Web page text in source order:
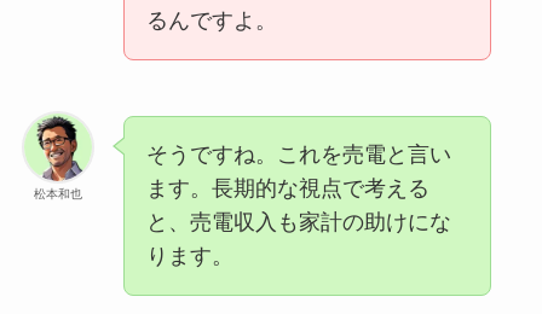
るんですよ。
松本和也
そうですね。これを売電と言い
ます。長期的な視点で考える
と、売電収入も家計の助けにな
ります。